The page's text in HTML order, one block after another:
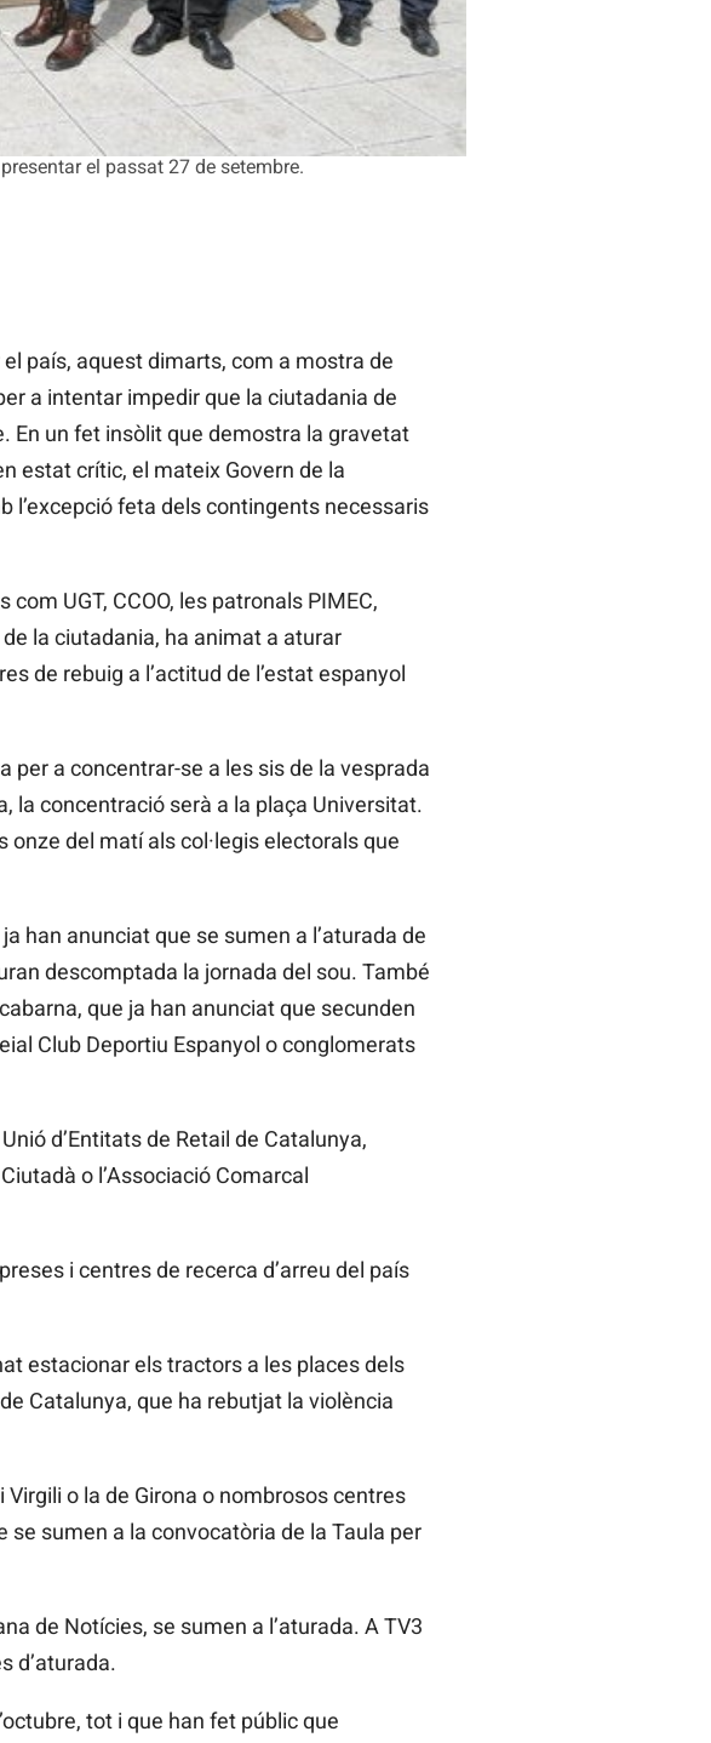
el passat 27 de setembre.
país, aquest dimarts, com a mostra de
a intentar impedir que la ciutadania de
En un fet insòlit que demostra la gravetat
estat crític, el mateix Govern de la
l’excepció feta dels contingents necessaris
UGT, CCOO, les patronals PIMEC,
de la ciutadania, ha animat a aturar
de rebuig a l’actitud de l’estat espanyol
per a concentrar-se a les sis de la vesprada
la concentració serà a la plaça Universitat.
del matí als col·legis electorals que
han anunciat que se sumen a l’aturada de
descomptada la jornada del sou. També
que ja han anunciat que secunden
Club Deportiu Espanyol o conglomerats
d’Entitats de Retail de Catalunya,
o l’Associació Comarcal
i centres de recerca d’arreu del país
estacionar els tractors a les places dels
Catalunya, que ha rebutjat la violència
o la de Girona o nombrosos centres
se sumen a la convocatòria de la Taula per
de Notícies, se sumen a l’aturada. A TV3
d’aturada.
tot i que han fet públic que